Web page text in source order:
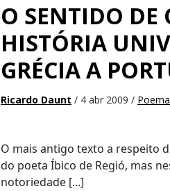
O SENTIDO DE
HISTÓRIA
GRÉCIA A
Ricardo Daunt / 4 abr 2009 /
O mais antigo texto a respeito
do poeta Íbico de Regió, mas
notoriedade [...]